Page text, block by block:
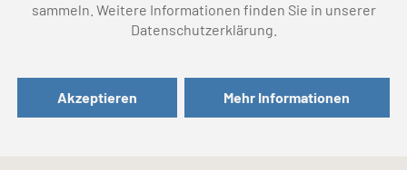
sammeln. Weitere Informationen finden Sie in unserer
Datenschutzerklärung.
Akzeptieren Mehr Informationen